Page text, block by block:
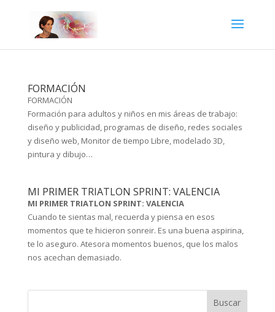
FORMACIÓN
FORMACIÓN
Formación para adultos y niños en mis áreas de trabajo:
diseño y publicidad, programas de diseño, redes sociales
y diseño web, Monitor de tiempo Libre, modelado 3D,
pintura y dibujo…
MI PRIMER TRIATLON SPRINT: VALENCIA
MI PRIMER TRIATLON SPRINT: VALENCIA
Cuando te sientas mal, recuerda y piensa en esos
momentos que te hicieron sonreir. Es una buena aspirina,
te lo aseguro. Atesora momentos buenos, que los malos
nos acechan demasiado.